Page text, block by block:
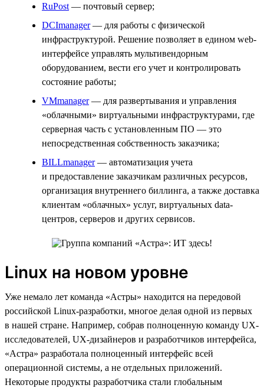
RuPost — почтовый сервер;
DCImanager— для работы с физической
инфраструктурой. Решение позволяет в едином web-
интерфейсе управлять мультивендорным
оборудованием, вести его учет и контролировать
состояние работы;
VMmanager— для развертывания и управления
«облачными» виртуальными инфраструктурами, где
серверная часть с установленным ПО — это
непосредственная собственность заказчика;
BILLmanager— автоматизация учета
и предоставление заказчикам различных ресурсов,
организация внутреннего биллинга, а также доставка
клиентам «облачных» услуг, виртуальных data-
центров, серверов и других сервисов.
Linux на новом уровне
Уже немало лет команда «Астры» находится на передовой
российской Linux-разработки, многое делая одной из первых
в нашей стране. Например, собрав полноценную команду UX-
исследователей, UX-дизайнеров и разработчиков интерфейса,
«Астра» разработала полноценный интерфейс всей
операционной системы, а не отдельных приложений.
Некоторые продукты разработчика стали глобальным